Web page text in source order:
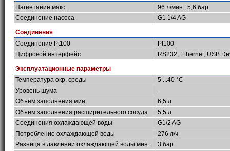
Нагнетание макс.
96 л/мин ; 5,6 бар
Соединение насоса
G1 1/4 AG
Соединения
Соединение Pt100
Pt100
Цифровой интерфейс
RS232, Ethernet, USB
Эксплуатационные параметры
Температура окр. среды
5 ...40 °C
Уровень шума
-
Объем заполнения мин.
6,5 л
Объем заполнения расширительного сосуда
5,5 л
Соединения охлаждающей воды
G1/2 AG
Потребление охлаждающей воды
276 л/ч
Разница в давлении охлаждающей воды мин.
3 бар